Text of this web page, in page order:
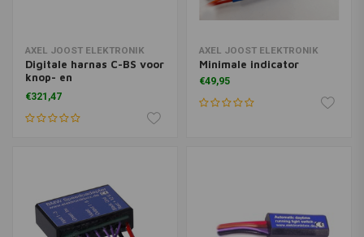
AXEL JOOST ELEKTRONIK
Digitale harnas C-BS voor
knop- en
schakelaarbediening
€321,47
AXEL JOOST ELEKTRONIK
Minimale indicator
€49,95